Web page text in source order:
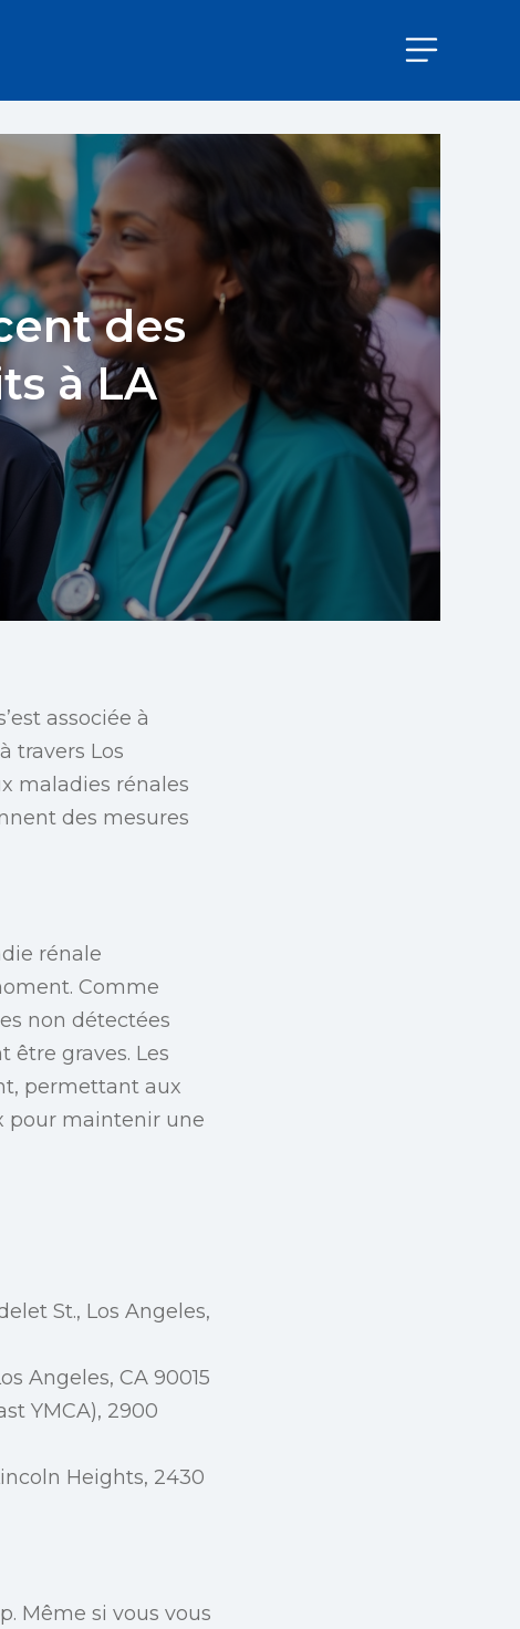
des
à LA
associée à
travers Los
maladies rénales
des mesures
rénale
Comme
non détectées
être graves. Les
permettant aux
pour maintenir une
St., Los Angeles,
Angeles, CA 90015
YMCA), 2900
Heights, 2430
Même si vous vous